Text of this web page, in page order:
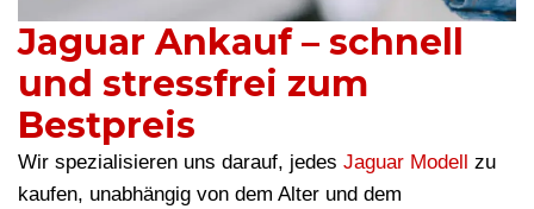
Jaguar Ankauf – schnell
und stressfrei zum
Bestpreis
Wir spezialisieren uns darauf, jedes Jaguar Modell zu
kaufen, unabhängig von dem Alter und dem